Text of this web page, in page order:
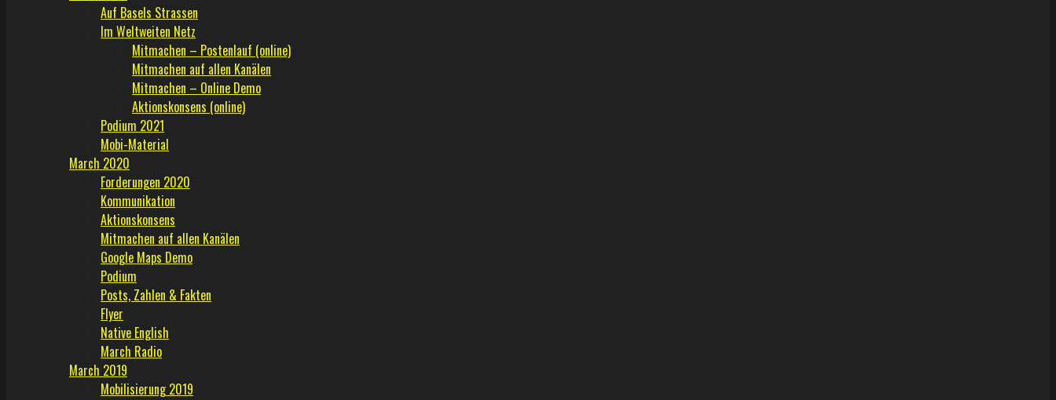
Auf Basels Strassen
Im Weltweiten Netz
Mitmachen – Postenlauf (online)
Mitmachen auf allen Kanälen
Mitmachen – Online Demo
Aktionskonsens (online)
Podium 2021
Mobi-Material
March 2020
Forderungen 2020
Kommunikation
Aktionskonsens
Mitmachen auf allen Kanälen
Google Maps Demo
Podium
Posts, Zahlen & Fakten
Flyer
Native English
March Radio
March 2019
Mobilisierung 2019